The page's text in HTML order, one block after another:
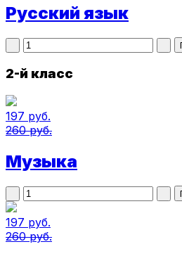
Русский язык
2-й класс
197 руб.
260 руб.
Музыка
197 руб.
260 руб.